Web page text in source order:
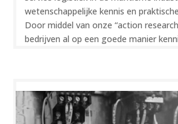
wetenschappelijke kennis en
Door middel van onze “action
bedrijven al op een goede manier